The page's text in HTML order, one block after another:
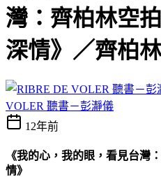
灣：齊柏林空
深情》／齊柏
VOLER 聽書－彭瀞儀
12年前
《我的心，我的眼，看見台灣
情》